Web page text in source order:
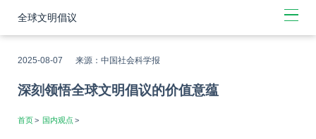
全球文明倡议
2025-08-07 来源：中国社会科学报
深刻领悟全球文明倡议的价值意蕴
首页> 国内观点 >